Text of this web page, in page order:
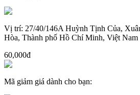
Vị trí: 27/40/146A Huỳnh Tịnh Của,
Hòa, Thành phố Hồ Chí Minh, Việt Nam
60,000đ
Mã giảm giá dành cho bạn: